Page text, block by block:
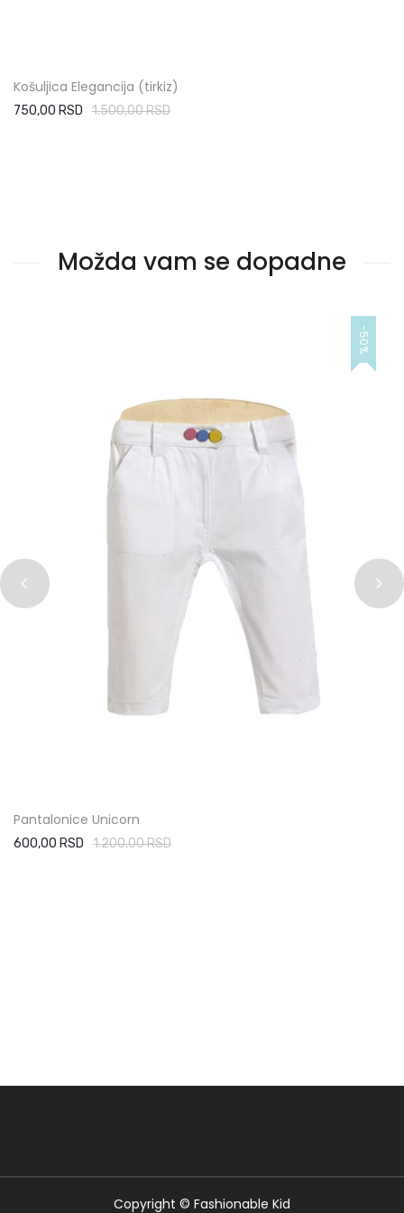
Košuljica Elegancija (tirkiz)
750,00 RSD 1.500,00 RSD
Možda vam se dopadne
-50%
Pantalonice Unicorn
600,00 RSD 1.200,00 RSD
Copyright © Fashionable Kid